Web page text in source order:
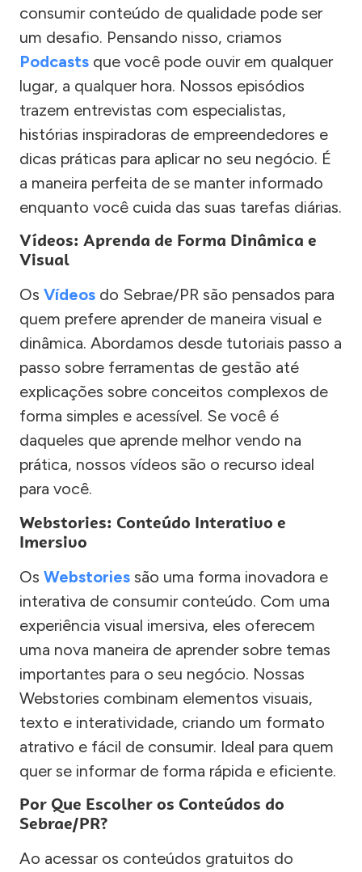
consumir conteúdo de qualidade pode ser
um desafio. Pensando nisso, criamos
Podcasts que você pode ouvir em qualquer
lugar, a qualquer hora. Nossos episódios
trazem entrevistas com especialistas,
histórias inspiradoras de empreendedores e
dicas práticas para aplicar no seu negócio. É
a maneira perfeita de se manter informado
enquanto você cuida das suas tarefas diárias.
Vídeos: Aprenda de Forma Dinâmica e
Visual
Os Vídeos do Sebrae/PR são pensados para
quem prefere aprender de maneira visual e
dinâmica. Abordamos desde tutoriais passo a
passo sobre ferramentas de gestão até
explicações sobre conceitos complexos de
forma simples e acessível. Se você é
daqueles que aprende melhor vendo na
prática, nossos vídeos são o recurso ideal
para você.
Webstories: Conteúdo Interativo e
Imersivo
Os Webstories são uma forma inovadora e
interativa de consumir conteúdo. Com uma
experiência visual imersiva, eles oferecem
uma nova maneira de aprender sobre temas
importantes para o seu negócio. Nossas
Webstories combinam elementos visuais,
texto e interatividade, criando um formato
atrativo e fácil de consumir. Ideal para quem
quer se informar de forma rápida e eficiente.
Por Que Escolher os Conteúdos do
Sebrae/PR?
Ao acessar os conteúdos gratuitos do